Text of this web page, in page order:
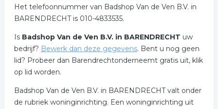
Het telefoonnummer van Badshop Van de Ven B.V. in
BARENDRECHT is 010-4833535.
Is Badshop Van de Ven B.V. in BARENDRECHT uw
bedrijf? Bewerk dan deze gegevens. Bent u nog geen
lid? Probeer dan Barendrechtonderneemt gratis uit, klik
op lid worden.
Badshop Van de Ven B.V. in BARENDRECHT valt onder
de rubriek woninginrichting. Een woninginrichting uit